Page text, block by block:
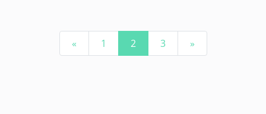
«Previous
1 2 3 »Next